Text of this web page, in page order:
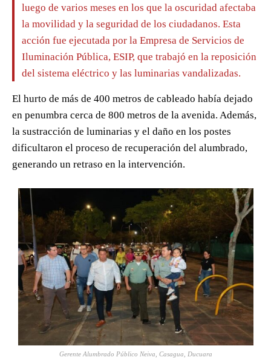
luego de varios meses en los que la oscuridad afectaba
la movilidad y la seguridad de los ciudadanos. Esta
acción fue ejecutada por la Empresa de Servicios de
Iluminación Pública, ESIP, que trabajó en la reposición
del sistema eléctrico y las luminarias vandalizadas.
El hurto de más de 400 metros de cableado había dejado
en penumbra cerca de 800 metros de la avenida. Además,
la sustracción de luminarias y el daño en los postes
dificultaron el proceso de recuperación del alumbrado,
generando un retraso en la intervención.
Gerente Alumbrado Público Neiva, Casagua, Ducuara